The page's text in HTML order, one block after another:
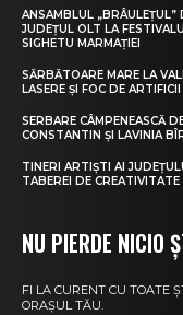
ANSAMBLUL
JUDEȚUL OLT LA
SIGHETU MARMAȚIEI
SĂRBĂTOARE MARE LA
LASERE ȘI FOC DE
SERBARE CÂMPENEASCĂ
CONSTANTIN ȘI LAVINIA
TINERI ARTIȘTI AI
TABEREI DE
NU PIERDE NICIO
FI LA CURENT CU TOATE
ORAȘUL TĂU.